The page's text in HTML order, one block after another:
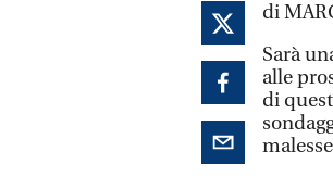
di
Sarà
alle
di